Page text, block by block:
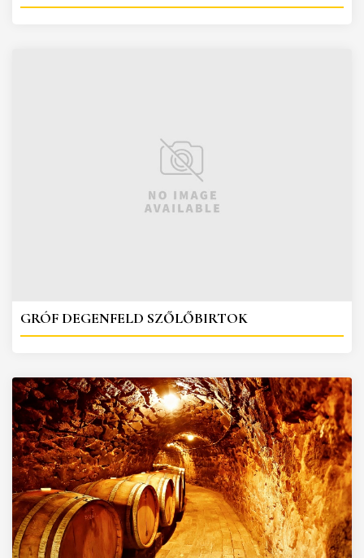
GRÓF DEGENFELD SZŐLŐBIRTOK